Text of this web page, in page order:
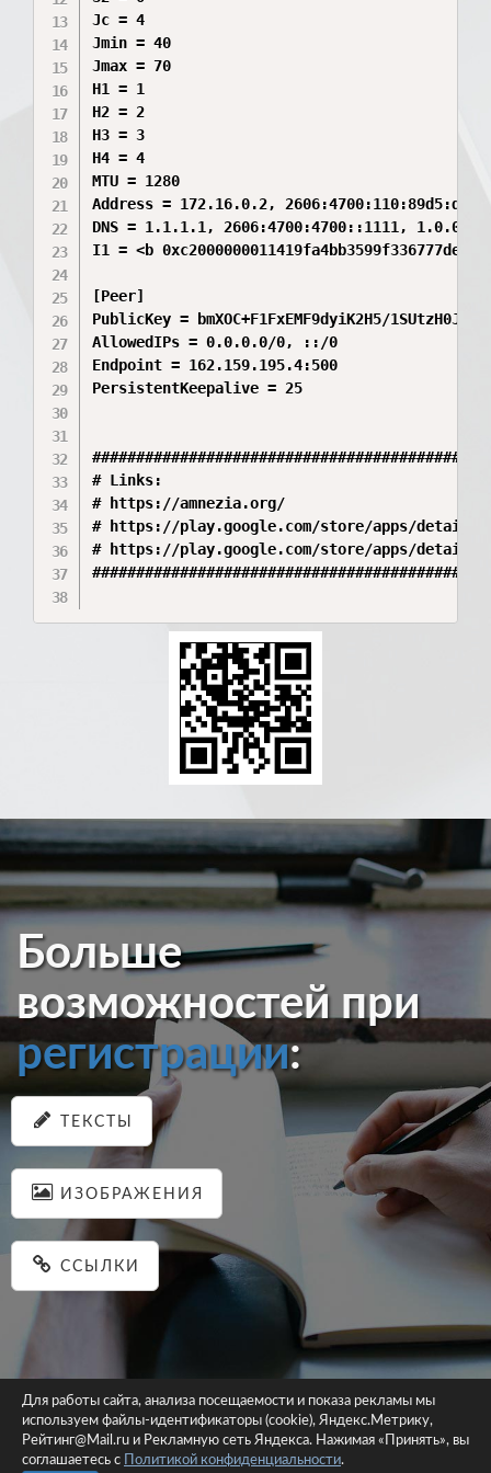
Jc = 4
Jmin = 40
Jmax = 70
H1 = 1
H2 = 2
H3 = 3
H4 = 4
MTU = 1280
Address = 172.16.0.2,
DNS = 1.1.1.1, 2606:4700:4700::1111, 1.0.0.1,
I1 = <b
[Peer]
PublicKey = bmXOC+F1FxEMF9dyiK2H5/
AllowedIPs = 0.0.0.0/0, ::/0
Endpoint = 162.159.195.4:500
PersistentKeepalive = 25
# Links:
# https://amnezia.org/
# https://play.google.com/store/apps/
# https://play.google.com/store/apps/
Больше
возможностей при
регистрации:
ТЕКСТЫ
ИЗОБРАЖЕНИЯ
ССЫЛКИ
© 2026 pastein.ru |Пользовательское соглашение|Политика
конфиденциальности
Для работы сайта, анализа посещаемости и показа рекламы мы
используем файлы-идентификаторы (cookie), Яндекс.Метрику,
Рейтинг@Mail.ru и Рекламную сеть Яндекса. Нажимая «Принять», вы
соглашаетесь с
Политикой конфиденциальности.